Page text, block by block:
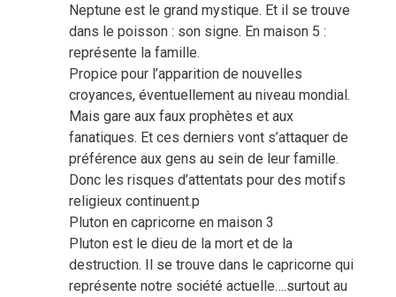
Neptune est le grand mystique. Et il se trouve
dans le poisson : son signe. En maison 5 :
représente la famille.
Propice pour l’apparition de nouvelles
croyances, éventuellement au niveau mondial.
Mais gare aux faux prophètes et aux
fanatiques. Et ces derniers vont s’attaquer de
préférence aux gens au sein de leur famille.
Donc les risques d’attentats pour des motifs
religieux continuent.p
Pluton en capricorne en maison 3
Pluton est le dieu de la mort et de la
destruction. Il se trouve dans le capricorne qui
représente notre société actuelle….surtout au